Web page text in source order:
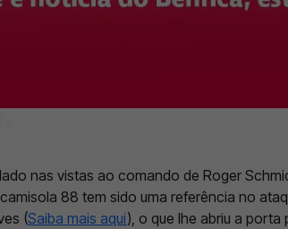
nas vistas ao comando de Roger
88 tem sido uma referência no
(Saiba mais aqui), o que lhe abriu a